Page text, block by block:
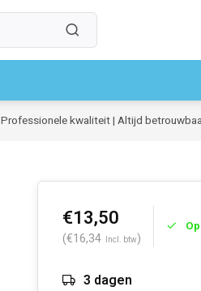
Professionele kwaliteit | Altijd
€13,50
(€16,34 Incl. btw)
3 dagen